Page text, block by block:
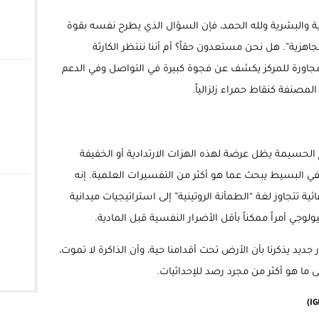
والبشرية ولله الحمد، فإن السؤال الذي يطرح نفسه بقوة
هل نحن مستعدون حقاً؟ أم أننا ننتظر الكارثة
للمركز يكشف عن فجوة كبيرة في التواصل وفي الدعم
كنقاط حمراء زلزالياً.
الحسيمة يظل عرضة لهذه الهزات الارتدادية أو الخفيفة
البسيط يبحث عما هو أكثر من التفسيرات العلمية. إنه
لغة “الطمأنة الروتينية” إلى استراتيجيات ميدانية
أمراً ممكناً بأقل الأضرار النفسية قبل المادية.
يذكرنا بأن الأرض تحت أقدامنا حية، وأن الذاكرة لا تموت،
ما هو أكثر من مجرد رصد للإحداثيات.